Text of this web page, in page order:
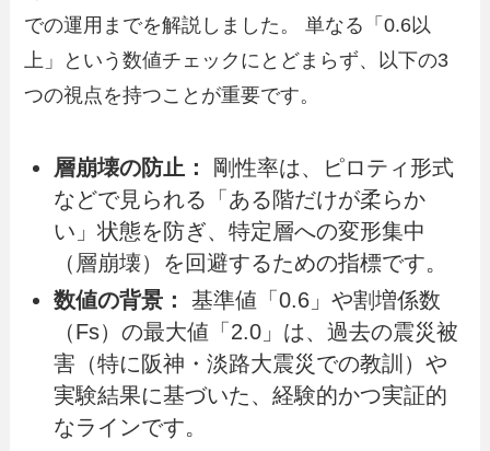
での運用までを解説しました。 単なる「0.6以
上」という数値チェックにとどまらず、以下の3
つの視点を持つことが重要です。
層崩壊の防止：
剛性率は、ピロティ形式
などで見られる「ある階だけが柔らか
い」状態を防ぎ、特定層への変形集中
（層崩壊）を回避するための指標です。
数値の背景：
基準値「0.6」や割増係数
（Fs）の最大値「2.0」は、過去の震災被
害（特に阪神・淡路大震災での教訓）や
実験結果に基づいた、経験的かつ実証的
なラインです。